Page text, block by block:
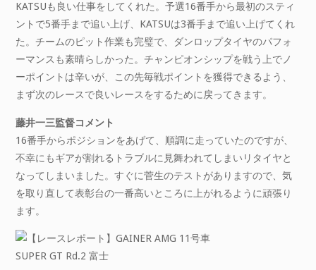
KATSUも良い仕事をしてくれた。予選16番手から最初のスティ
ントで5番手まで追い上げ、KATSUは3番手まで追い上げてくれ
た。チームのピット作業も完璧で、ダンロップタイヤのパフォ
ーマンスも素晴らしかった。チャンピオンシップを戦う上でノ
ーポイントは辛いが、この先毎戦ポイントを獲得できるよう、
まず次のレースで良いレースをするために戻ってきます。
藤井一三監督コメント
16番手からポジションをあげて、順調に走っていたのですが、
不幸にもギアが割れるトラブルに見舞われてしまいリタイヤと
なってしまいました。すぐに菅生のテストがありますので、気
を取り直して表彰台の一番高いところに上がれるように頑張り
ます。